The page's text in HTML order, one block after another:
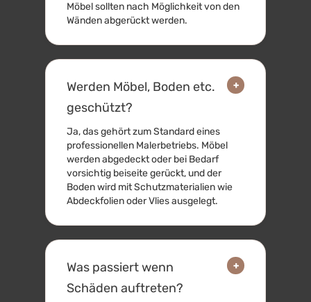
Möbel sollten nach Möglichkeit von den
Wänden abgerückt werden.
Werden Möbel, Boden etc.
geschützt?
+
Ja, das gehört zum Standard eines
professionellen Malerbetriebs. Möbel
werden abgedeckt oder bei Bedarf
vorsichtig beiseite gerückt, und der
Boden wird mit Schutzmaterialien wie
Abdeckfolien oder Vlies ausgelegt.
Was passiert wenn
Schäden auftreten?
+